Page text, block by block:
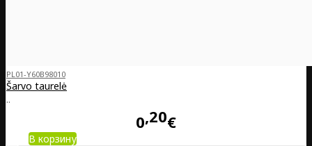
PL01-Y60B98010
Šarvo taurelė
..
0 20€
В корзину